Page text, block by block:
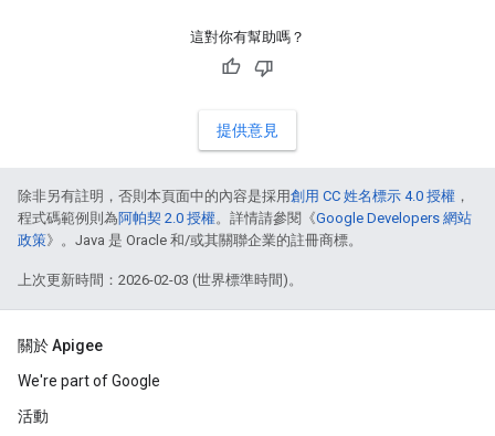
這對你有幫助嗎？
提供意見
除非另有註明，否則本頁面中的內容是採用創用 CC 姓名標示 4.0 授權 ，
程式碼範例則為阿帕契 2.0 授權。詳情請參閱《Google Developers 網站
政策》。Java 是 Oracle 和/或其關聯企業的註冊商標。
上次更新時間：2026-02-03 (世界標準時間)。
關於 Apigee
We're part of Google
活動